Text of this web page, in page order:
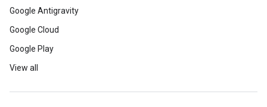
Google Antigravity
Google Cloud
Google Play
View all